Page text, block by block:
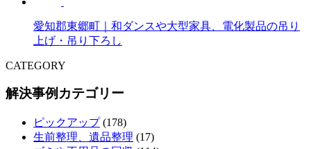
愛知郡東郷町｜和ダンスや大型家具、電化製品の吊り
上げ・吊り下ろし
CATEGORY
解決事例カテゴリー
ピックアップ(178)
生前整理、遺品整理 (17)